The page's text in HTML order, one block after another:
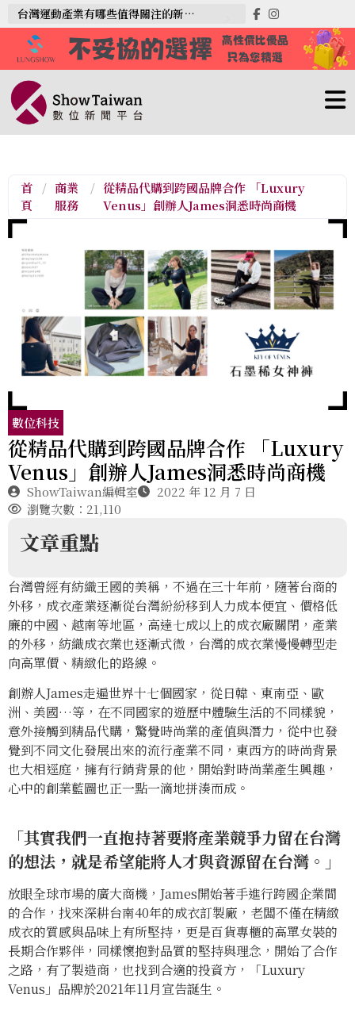
台灣運動產業有哪些值得關注的新趨勢？
首
頁
/ 商業
服務
/ 從精品代購到跨國品牌合作 「Luxury
Venus」創辦人James洞悉時尚商機
數位科技
從精品代購到跨國品牌合作 「Luxury
Venus」創辦人James洞悉時尚商機
ShowTaiwan編輯室
2022 年 12 月 7 日
瀏覽次數：21,110
文章重點
台灣曾經有紡織王國的美稱，不過在三十年前，隨著台商的
外移，成衣產業逐漸從台灣紛紛移到人力成本便宜、價格低
廉的中國、越南等地區，高達七成以上的成衣廠關閉，產業
的外移，紡織成衣業也逐漸式微，台灣的成衣業慢慢轉型走
向高單價、精緻化的路線。
創辦人James走遍世界十七個國家，從日韓、東南亞、歐
洲、美國…等，在不同國家的遊歷中體驗生活的不同樣貌，
意外接觸到精品代購，驚覺時尚業的產值與潛力，從中也發
覺到不同文化發展出來的流行產業不同，東西方的時尚背景
也大相逕庭，擁有行銷背景的他，開始對時尚業產生興趣，
心中的創業藍圖也正一點一滴地拼湊而成。
「其實我們一直抱持著要將產業競爭力留在台灣
的想法，就是希望能將人才與資源留在台灣。」
放眼全球市場的廣大商機，James開始著手進行跨國企業間
的合作，找來深耕台南40年的成衣訂製廠，老闆不僅在精緻
成衣的質感與品味上有所堅持，更是百貨專櫃的高單女裝的
長期合作夥伴，同樣懷抱對品質的堅持與理念，開始了合作
之路，有了製造商，也找到合適的投資方，「Luxury
Venus」品牌於2021年11月宣告誕生。